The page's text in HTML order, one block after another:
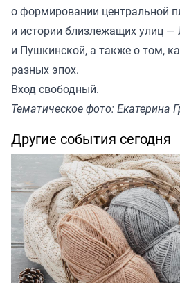
о формировании центральной
и истории близлежащих улиц —
и Пушкинской, а также о том,
разных эпох.
Вход свободный.
Тематическое фото: Екатерина
Другие события сегодня